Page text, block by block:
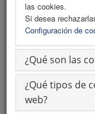
las cookies.
Si desea
Configuración de
¿Qué son las
¿Qué tipos de
web?
Cronograma
Cronograma PDF
Normativa
Descargar Normativa